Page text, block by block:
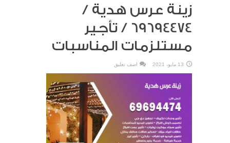
زينة عرس هدية /
69694474 / تأجير
مستلزمات المناسبات
13 مايو، 2021 اضف تعليق